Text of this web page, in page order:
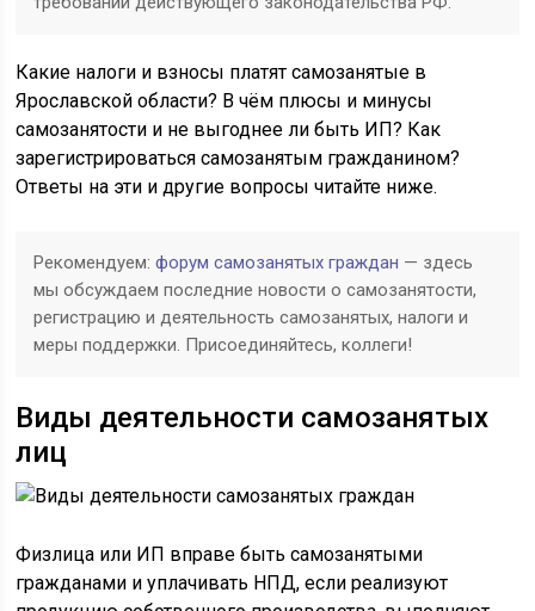
Какие налоги и взносы платят самозанятые в
Ярославской области? В чём плюсы и минусы
самозанятости и не выгоднее ли быть ИП? Как
зарегистрироваться самозанятым гражданином?
Ответы на эти и другие вопросы читайте ниже.
Рекомендуем:форум самозанятых граждан — здесь
мы обсуждаем последние новости о самозанятости,
регистрацию и деятельность самозанятых, налоги и
меры поддержки. Присоединяйтесь, коллеги!
Виды деятельности самозанятых
лиц
Физлица или ИП вправе быть самозанятыми
гражданами и уплачивать НПД, если реализуют